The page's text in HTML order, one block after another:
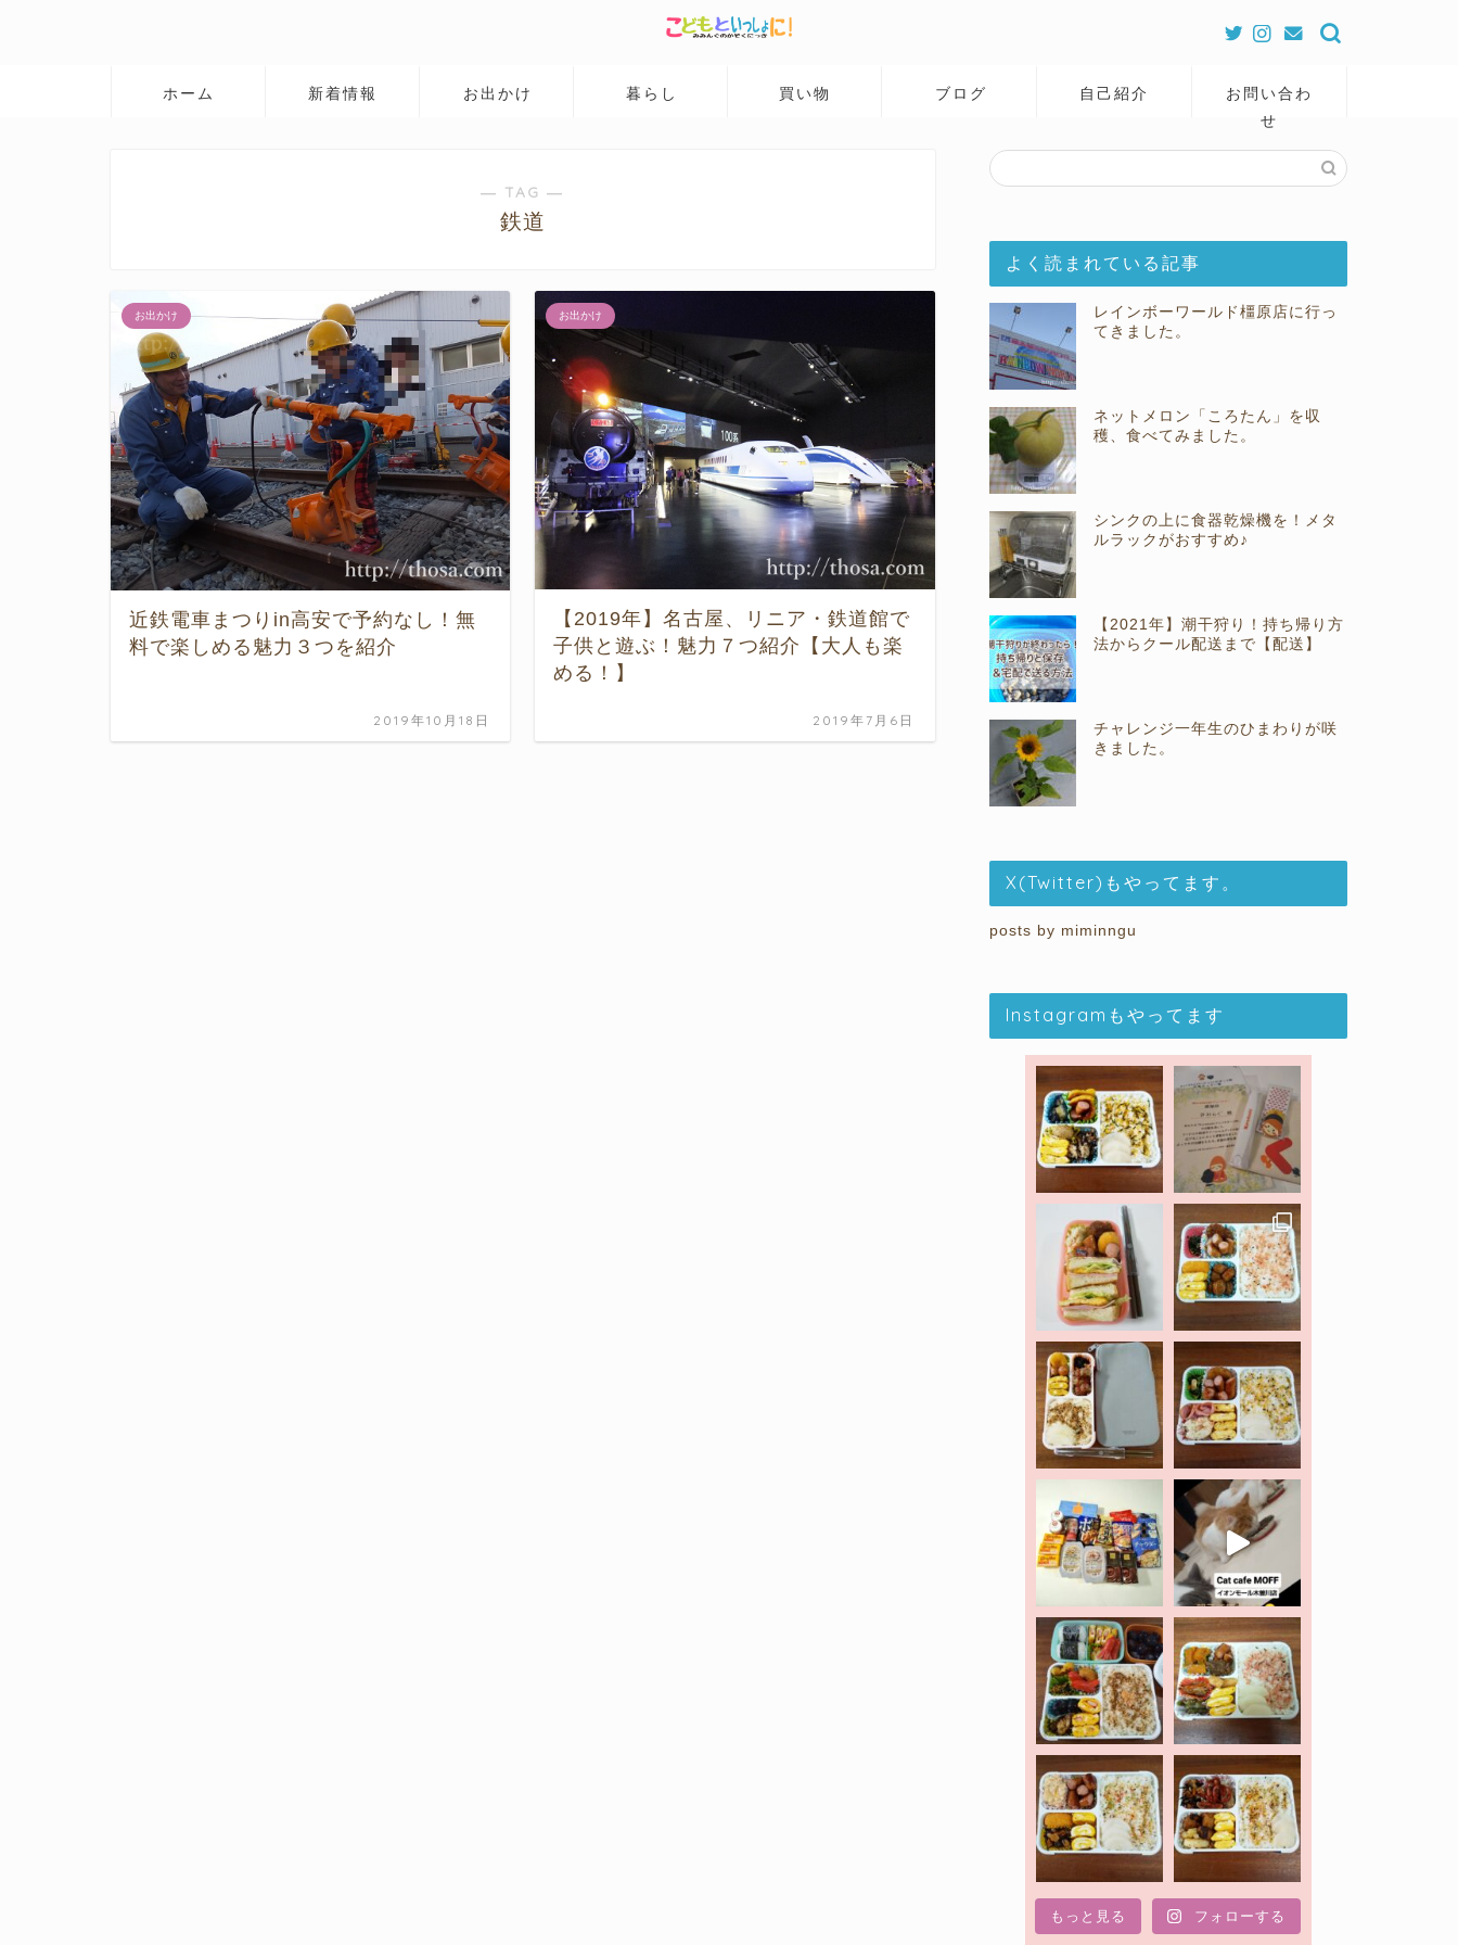
ホーム 新着情報 お出かけ 暮らし 買い物 ブログ 自己紹介
お問い合わ
せ
― TAG ―
鉄道
お出かけ
近鉄電車まつりin高安で予約なし！無
料で楽しめる魅力３つを紹介
2019年10月18日
お出かけ
【2019年】名古屋、リニア・鉄道館で
子供と遊ぶ！魅力７つ紹介【大人も楽
める！】
2019年7月6日
よく読まれている記事
レインボーワールド橿原店に行っ
てきました。
ネットメロン「ころたん」を収
穫、食べてみました。
シンクの上に食器乾燥機を！メタ
ルラックがおすすめ♪
【2021年】潮干狩り！持ち帰り方
法からクール配送まで【配送】
チャレンジ一年生のひまわりが咲
きました。
X(Twitter)もやってます。
posts by miminngu
Instagramもやってます
もっと見る フォローする